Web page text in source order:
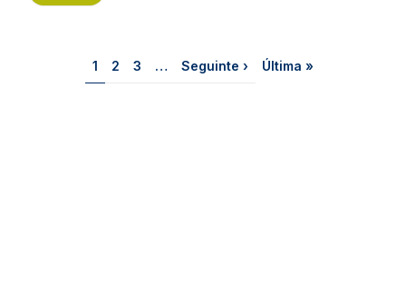
Página
1 Página
2 Página
3 … Próxima página
Seguinte › Última página
Última »